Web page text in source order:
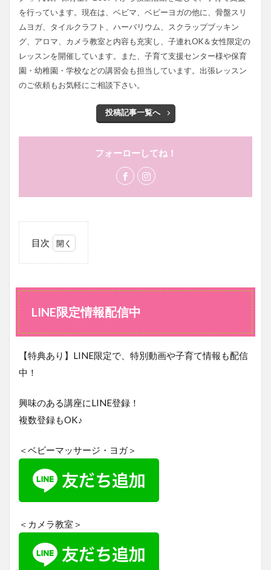
を行っています。現在は、ベビマ、ベビーヨガの他に、骨盤スリ
ムヨガ、タイルクラフト、ハーバリウム、スクラップブッキン
グ、アロマ、カメラ教室と内容も充実し、子連れOK＆女性限定の
レッスンを開催しています。また、子育て支援センター様や保育
園・幼稚園・学校などの講習会も担当しています。出張レッスン
のご依頼もお気軽にご相談下さい。
投稿記事一覧へ
フォーローしてね！
目次
配信
中
LINE限定情報配信中
【特典あり】LINE限定で、特別動画や子育て情報も配信
中！
興味のある講座にLINE登録！
複数登録もOK♪
＜ベビーマッサージ・ヨガ＞
＜カメラ教室＞